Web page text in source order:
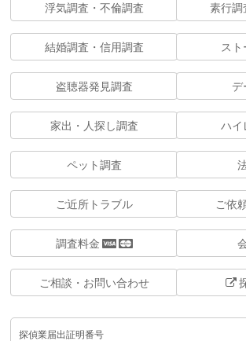
浮気調査・不倫調査 素行調
結婚調査・信用調査 ス
盗聴器発見調査 デ
家出・人探し調査 ハイ
ペット調査
ご近所トラブル ご依
調査料金
ご相談・お問い合わせ
探偵業届出証明番号